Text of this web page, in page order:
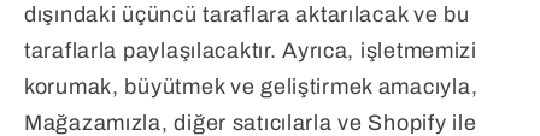
dışındaki üçüncü taraflara aktarılacak ve bu
taraflarla paylaşılacaktır. Ayrıca, işletmemizi
korumak, büyütmek ve geliştirmek amacıyla,
Mağazamızla, diğer satıcılarla ve Shopify ile